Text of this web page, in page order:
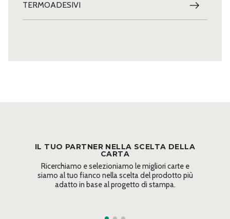
TERMOADESIVI
IL TUO PARTNER NELLA SCELTA DELLA
CARTA
Ricerchiamo e selezioniamo le migliori carte e
siamo al tuo fianco nella scelta del prodotto più
adatto in base al progetto di stampa.